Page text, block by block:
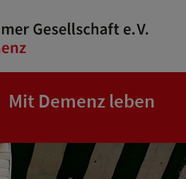
Mit Demenz leben